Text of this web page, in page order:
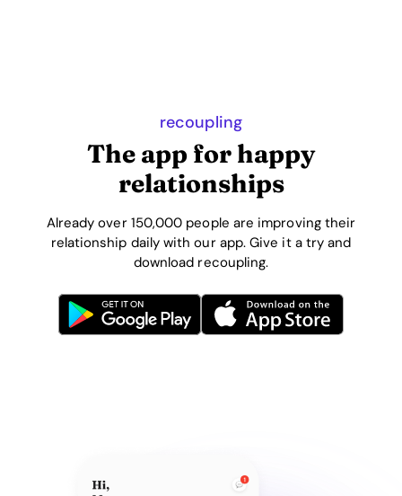
recoupling
The app for happy
relationships
Already over 150,000 people are improving their
relationship daily with our app. Give it a try and
download recoupling.